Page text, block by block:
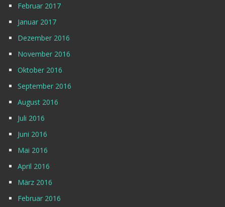
Februar 2017
Januar 2017
Dezember 2016
November 2016
Oktober 2016
September 2016
August 2016
Juli 2016
Juni 2016
Mai 2016
April 2016
März 2016
Februar 2016